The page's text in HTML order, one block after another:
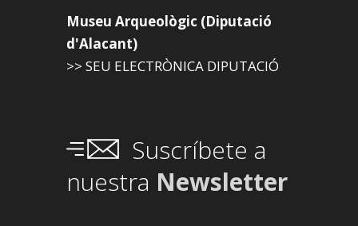
Museu Arqueològic (Diputació
d'Alacant)
>> SEU ELECTRÒNICA DIPUTACIÓ
Suscríbete a
nuestra Newsletter